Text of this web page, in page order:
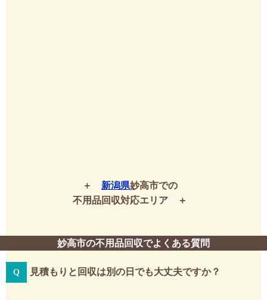
新潟県妙高市での
不用品回収対応エリア
妙高市の不用品回収でよくある質問
見積もりと回収は別の日でも大丈夫ですか？